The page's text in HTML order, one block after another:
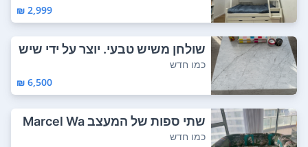
2,999 ₪
שולחן משיש טבעי. יוצר על ידי שיש
דן. נקנ...
כמו חדש
6,500 ₪
שתי ספות של המעצב Marcel Wa
nders מותג Ro...
כמו חדש